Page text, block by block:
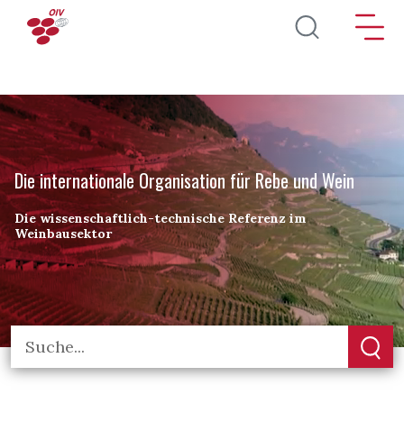
Direkt zum Inhalt
Die internationale Organisation für Rebe und Wein
Die wissenschaftlich-technische Referenz im
Weinbausektor